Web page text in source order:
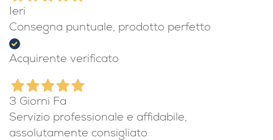
Ieri
Consegna puntuale, prodotto perfetto
Acquirente verificato
3 Giorni Fa
Servizio professionale e affidabile,
assolutamente consigliato